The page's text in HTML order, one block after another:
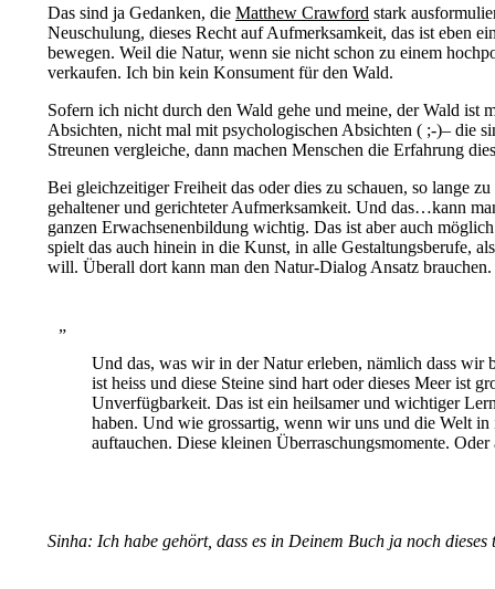
Das sind ja Gedanken, die Matthew Crawford stark
Neuschulung, dieses Recht auf Aufmerksamkeit, das ist eben
bewegen. Weil die Natur, wenn sie nicht schon zu einem
verkaufen. Ich bin kein Konsument für den Wald.
Sofern ich nicht durch den Wald gehe und meine, der Wald ist
Absichten, nicht mal mit psychologischen Absichten ( ;-)– die
Streunen vergleiche, dann machen Menschen die Erfahrung
Bei gleichzeitiger Freiheit das oder dies zu schauen, so lange
gehaltener und gerichteter Aufmerksamkeit. Und das…kann
ganzen Erwachsenenbildung wichtig. Das ist aber auch
spielt das auch hinein in die Kunst, in alle Gestaltungsberufe,
will. Überall dort kann man den Natur-Dialog Ansatz brauchen.
Und das, was wir in der Natur erleben, nämlich dass wir
ist heiss und diese Steine sind hart oder dieses Meer ist
Unverfügbarkeit. Das ist ein heilsamer und wichtiger
haben. Und wie grossartig, wenn wir uns und die Welt
auftauchen. Diese kleinen Überraschungsmomente.
Sinha: Ich habe gehört, dass es in Deinem Buch ja noch